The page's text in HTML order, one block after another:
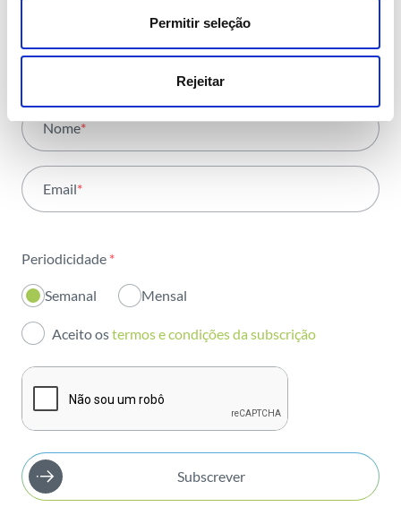
Permitir seleção
Rejeitar
Atividade
Institucional
Inovação
Investidores
Publicações
Nome*
Email*
Periodicidade *
Semanal Mensal
Aceito ostermos e condições da subscrição
Subscrever